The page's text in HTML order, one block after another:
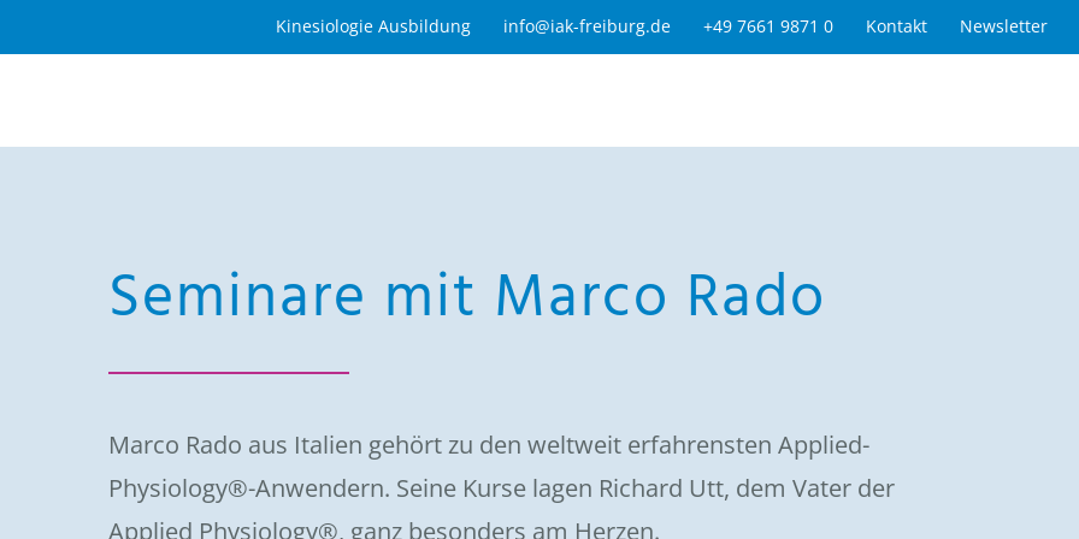
Inhalt
Kinesiologie Ausbildung info@iak-freiburg.de +49 7661 9871 0 Kontakt Newsletter
Seminare mit Marco Rado
Marco Rado aus Italien gehört zu den weltweit erfahrensten Applied-
Physiology®-Anwendern. Seine Kurse lagen Richard Utt, dem Vater der
Applied Physiology®, ganz besonders am Herzen.